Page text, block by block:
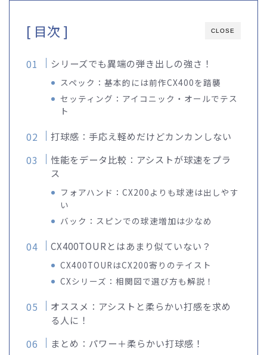
CLOSE
[ 目次 ]
シリーズでも異端の弾き出しの強さ！
スペック：基本的には前作CX400を踏襲
セッティング：アイコニック・オールでテス
ト
打球感：手応え軽めだけどカンカンしない
性能をデータ比較：アシストが球速をプラ
ス
フォアハンド：CX200よりも球速は出しやす
い
バック：スピンでの球速増加は少なめ
CX400TOURとはあまり似ていない？
CX400TOURはCX200寄りのテイスト
CXシリーズ：相関図で選び方も解説！
オススメ：アシストと柔らかい打感を求め
る人に！
まとめ：パワー＋柔らかい打球感！